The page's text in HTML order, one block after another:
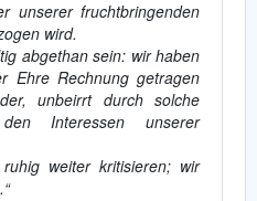
unserer fruchtbringenden
wird.
abgethan sein: wir haben
Ehre Rechnung getragen
unbeirrt durch solche
den Interessen unserer
weiter kritisieren; wir